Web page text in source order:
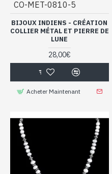
CO-MET-0810-5
BIJOUX INDIENS - CRÉATION
COLLIER MÉTAL ET PIERRE DE
LUNE
28,00€
Acheter Maintenant